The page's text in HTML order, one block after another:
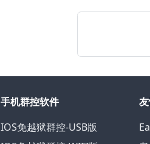
手机群控软件
IOS免越狱群控-USB版